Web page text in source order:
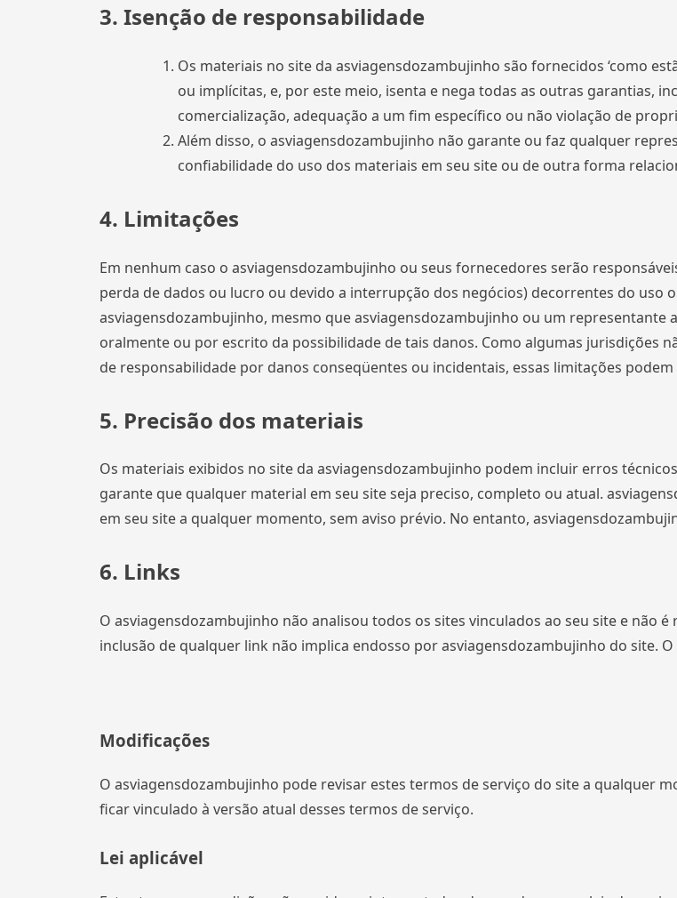
3. Isenção de responsabilidade
Os materiais no site da asviagensdozambujinho são fornecidos ‘como
ou implícitas, e, por este meio, isenta e nega todas as outras garantias,
comercialização, adequação a um fim específico ou não violação de
Além disso, o asviagensdozambujinho não garante ou faz qualquer
confiabilidade do uso dos materiais em seu site ou de outra forma
4. Limitações
Em nenhum caso o asviagensdozambujinho ou seus fornecedores serão
perda de dados ou lucro ou devido a interrupção dos negócios) decorrentes do uso
asviagensdozambujinho, mesmo que asviagensdozambujinho ou um
oralmente ou por escrito da possibilidade de tais danos. Como algumas jurisdições
de responsabilidade por danos conseqüentes ou incidentais, essas limitações podem
5. Precisão dos materiais
Os materiais exibidos no site da asviagensdozambujinho podem incluir erros
garante que qualquer material em seu site seja preciso, completo ou atual.
em seu site a qualquer momento, sem aviso prévio. No entanto,
6. Links
O asviagensdozambujinho não analisou todos os sites vinculados ao seu site e não
inclusão de qualquer link não implica endosso por asviagensdozambujinho do site.
Modificações
O asviagensdozambujinho pode revisar estes termos de serviço do site a qualquer
ficar vinculado à versão atual desses termos de serviço.
Lei aplicável